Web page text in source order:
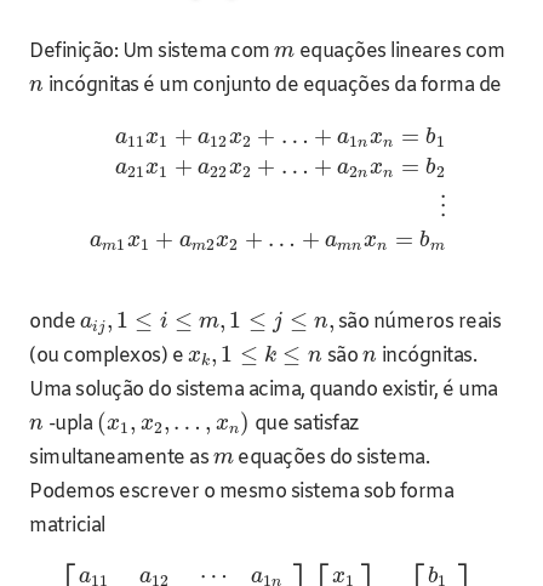
Definição: Um sistema com m equações lineares com
n incógnitas é um conjunto de equações da forma de
a11x1 + a12x2 + … + a1nxn = b1
a21x1 + a22x2 + … + a2nxn = b2
⋮
am1x1 + am2x2 + … + amnxn = bm
onde aij, 1 ≤ i ≤ m, 1 ≤ j ≤ n, são números reais
(ou complexos) e xk, 1 ≤ k ≤ n são n incógnitas.
Uma solução do sistema acima, quando existir, é uma
n -upla(x1, x2, … , xn) que satisfaz
simultaneamente as mequações do sistema.
Podemos escrever o mesmo sistema sob forma
matricial
a11 a12 ⋯ a1n x1 b1